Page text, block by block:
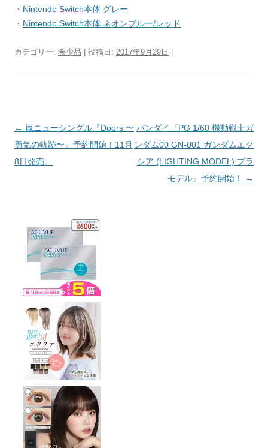
・ Nintendo Switch本体 グレー
・ Nintendo Switch本体 ネオンブルー/レッド
カテゴリー: 希少品 | 投稿日: 2017年9月29日
投稿ナビゲーション
← 嵐ニューシングル『Doors 〜
勇気の軌跡〜』予約開始！11月
8日発売。
バンダイ『PG 1/60 機動戦士ガ
ンダム00 GN-001 ガンダムエク
シア (LIGHTING MODEL) プラ
モデル』予約開始！
→